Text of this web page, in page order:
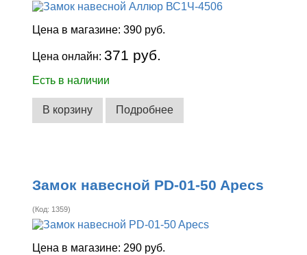
Цена в магазине:390 руб.
Цена онлайн:371 руб.
Есть в наличии
В корзину Подробнее
Замок навесной PD-01-50 Apecs
(Код: 1359)
Цена в магазине: 290 руб.